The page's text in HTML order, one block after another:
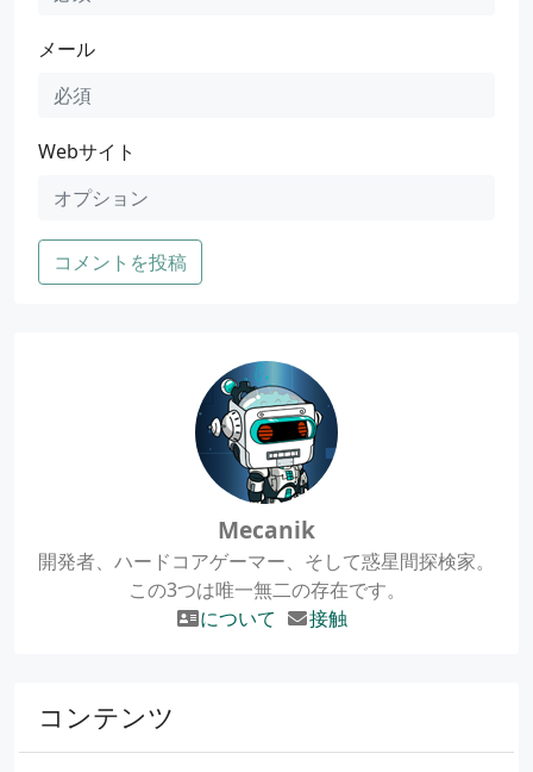
メール
Webサイト
コメントを投稿
Mecanik
開発者、ハードコアゲーマー、そして惑星間探検家。
この3つは唯一無二の存在です。
について
接触
コンテンツ